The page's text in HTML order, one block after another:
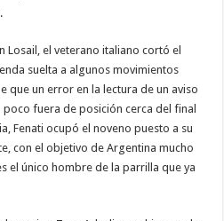
Losail, el veterano italiano cortó el
suelta a algunos movimientos
que un error en la lectura de un aviso
fuera de posición cerca del final
Fenati ocupó el noveno puesto a su
con el objetivo de Argentina mucho
el único hombre de la parrilla que ya